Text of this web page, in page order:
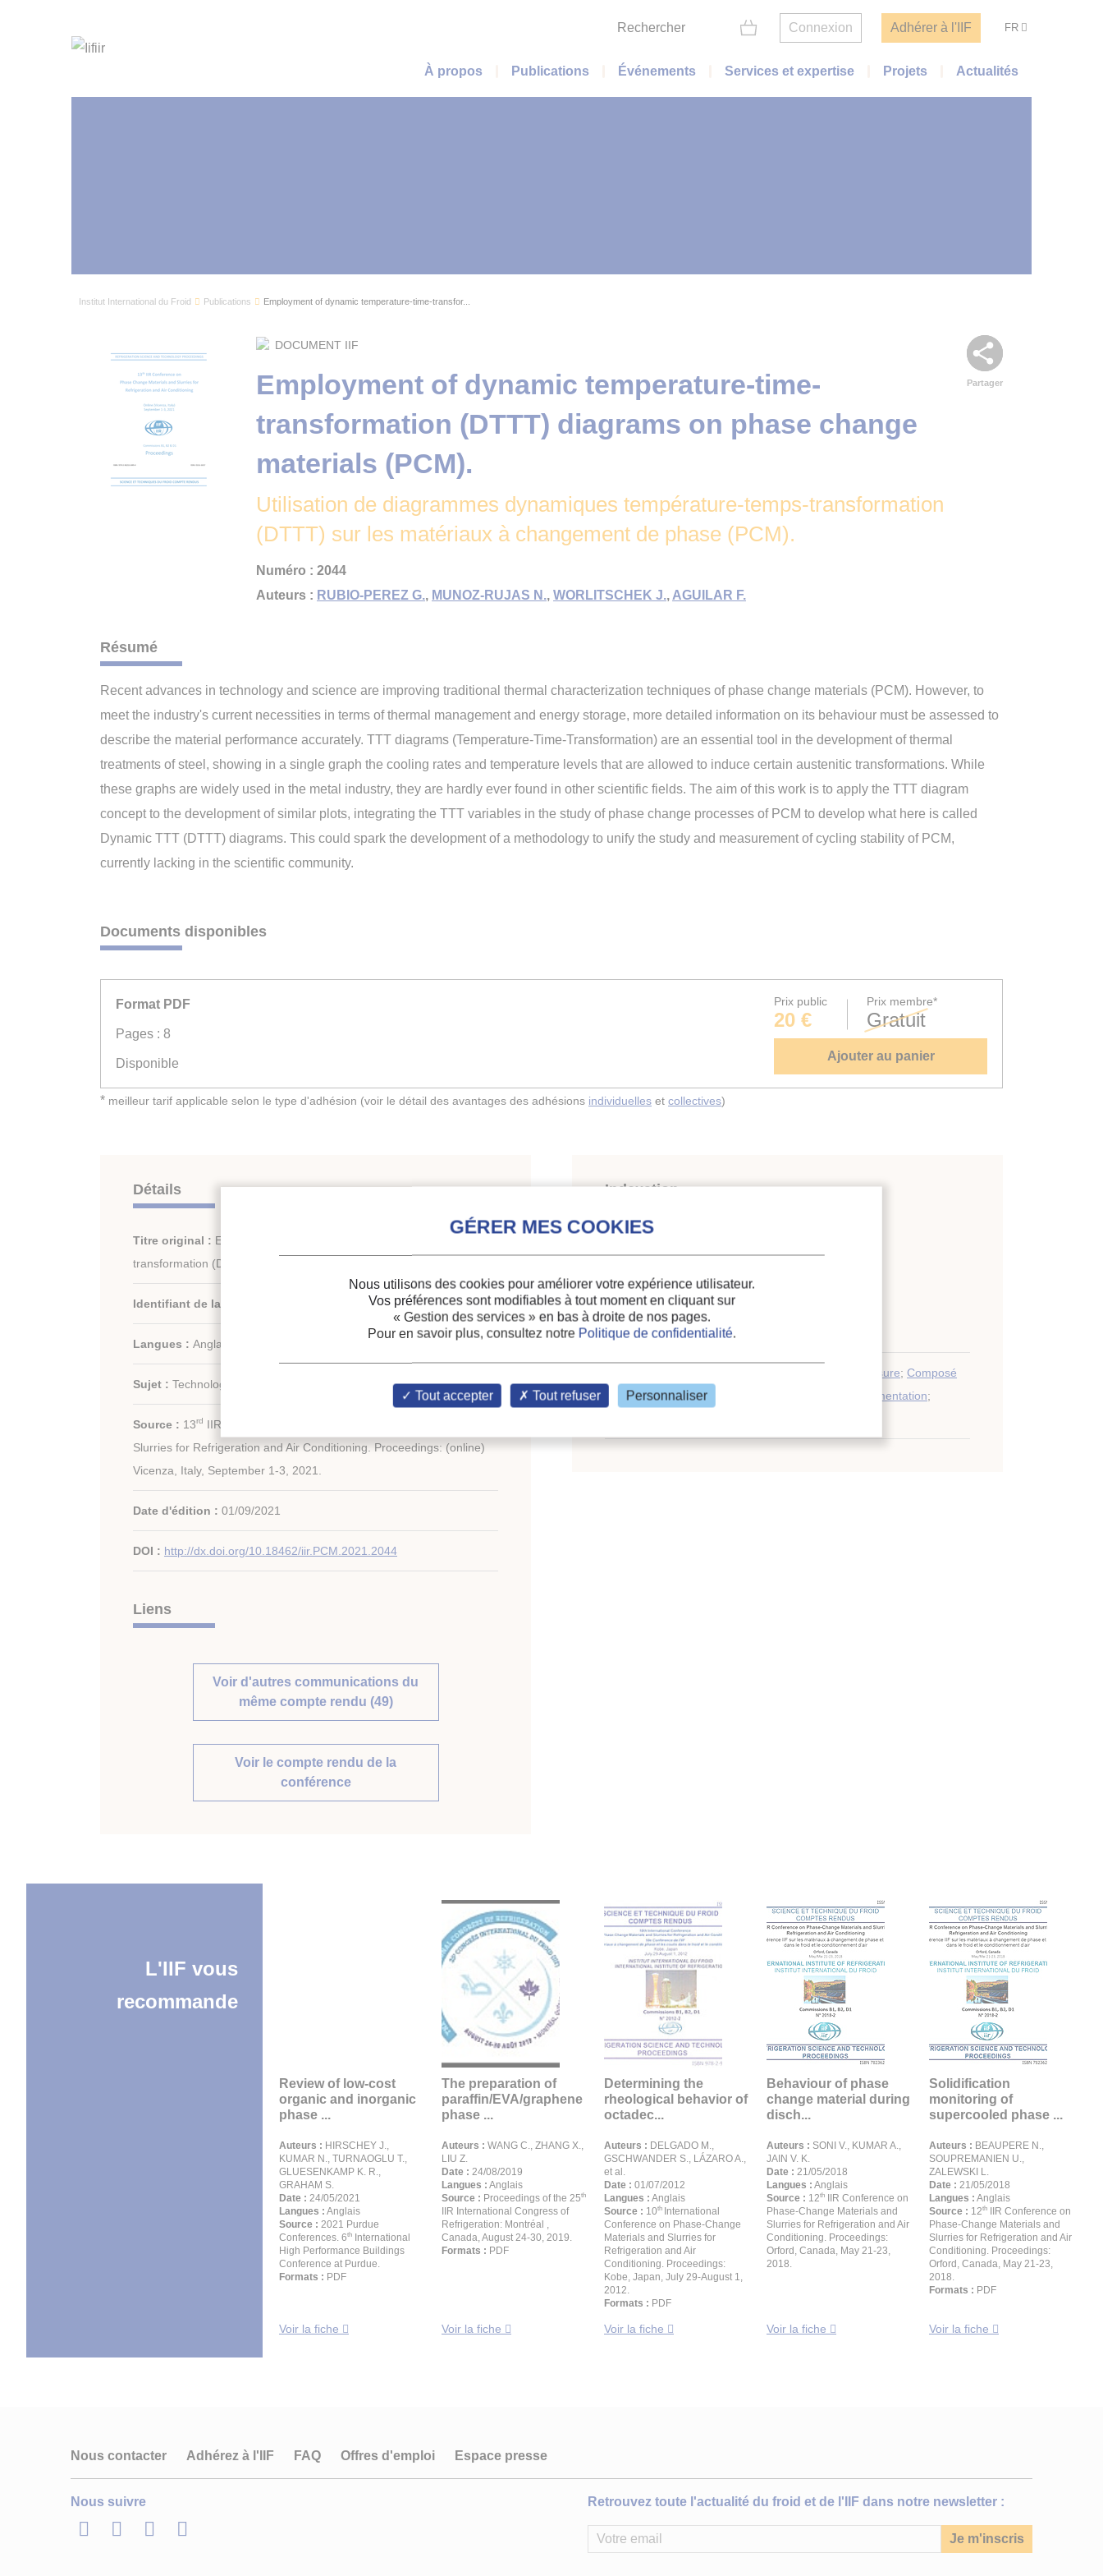
Rechercher Connexion Adhérer à l'IIF FR
Menu principal
À propos Publications Événements Services et expertise Projets Actualités
Institut International du Froid Publications Employment of dynamic temperature-time-transfor...
Partager
DOCUMENT IIF
Utilisation de diagrammes dynamiques température-temps-transformation
(DTTT) sur les matériaux à changement de phase (PCM).
Employment of dynamic temperature-time-
transformation (DTTT) diagrams on phase change
materials (PCM).
Numéro : 2044
Auteurs : RUBIO-PEREZ G., MUNOZ-RUJAS N., WORLITSCHEK J., AGUILAR F.
Résumé
Recent advances in technology and science are improving traditional thermal characterization techniques of phase change materials (PCM). However, to
meet the industry's current necessities in terms of thermal management and energy storage, more detailed information on its behaviour must be assessed to
describe the material performance accurately. TTT diagrams (Temperature-Time-Transformation) are an essential tool in the development of thermal
treatments of steel, showing in a single graph the cooling rates and temperature levels that are allowed to induce certain austenitic transformations. While
these graphs are widely used in the metal industry, they are hardly ever found in other scientific fields. The aim of this work is to apply the TTT diagram
concept to the development of similar plots, integrating the TTT variables in the study of phase change processes of PCM to develop what here is called
Dynamic TTT (DTTT) diagrams. This could spark the development of a methodology to unify the study and measurement of cycling stability of PCM,
currently lacking in the scientific community.
Documents disponibles
Format PDF
Pages : 8
Disponible
Prix public
20 €
Prix membre*
Gratuit
Ajouter au panier
* meilleur tarif applicable selon le type d'adhésion (voir le détail des avantages des adhésions individuelles et collectives)
Détails
Titre original : Employment of dynamic temperature-time-
transformation (DTTT) diagrams on phase change materials (PCM).
Identifiant de la fiche :
Langues : Anglais
Sujet : Technologie
Source : 13rd IIR Conference on Phase-Change Materials and
Slurries for Refrigeration and Air Conditioning. Proceedings: (online)
Vicenza, Italy, September 1-3, 2021.
Date d'édition : 01/09/2021
DOI : http://dx.doi.org/10.18462/iir.PCM.2021.2044
Liens
Voir d'autres communications du
même compte rendu (49)
Voir le compte rendu de la
conférence
Indexation
Transfert de chaleur;
Transfert de masse;
Stockage d'énergie thermique
Instrument de mesure; Composé
organique;Température Experimentation;
L'IIF vous
recommande
Review of low-cost
organic and inorganic
phase ...
Auteurs : HIRSCHEY J.,
KUMAR N., TURNAOGLU T.,
GLUESENKAMP K. R.,
GRAHAM S.
Date : 24/05/2021
Langues : Anglais
Source : 2021 Purdue
Conferences. 6th
International
High Performance Buildings
Conference at Purdue.
Formats : PDF
Voir la fiche
The preparation of
paraffin/EVA/graphene
phase ...
Auteurs : WANG C., ZHANG X.,
LIU Z.
Date : 24/08/2019
Langues : Anglais
Source : Proceedings of the 25th
IIR International Congress of
Refrigeration: Montréal ,
Canada, August 24-30, 2019.
Formats : PDF
Voir la fiche
Determining the
rheological behavior of
octadec...
Auteurs : DELGADO M.,
GSCHWANDER S., LÁZARO A.,
et al.
Date : 01/07/2012
Langues : Anglais
Source : 10th International
Conference on Phase-Change
Materials and Slurries for
Refrigeration and Air
Conditioning. Proceedings:
Kobe, Japan, July 29-August 1,
2012.
Formats : PDF
Voir la fiche
Behaviour of phase
change material during
disch...
Auteurs : SONI V., KUMAR A.,
JAIN V. K.
Date : 21/05/2018
Langues : Anglais
Source : 12th
IIR Conference on
Phase-Change Materials and
Slurries for Refrigeration and Air
Conditioning. Proceedings:
Orford, Canada, May 21-23,
2018.
Voir la fiche
Solidification
monitoring of
supercooled phase ...
Auteurs : BEAUPERE N.,
SOUPREMANIEN U.,
ZALEWSKI L.
Date : 21/05/2018
Langues : Anglais
Source : 12th
IIR Conference on
Phase-Change Materials and
Slurries for Refrigeration and Air
Conditioning. Proceedings:
Orford, Canada, May 21-23,
2018.
Formats : PDF
Voir la fiche
Nous contacter Adhérez à l'IIF FAQ Offres d'emploi Espace presse
Nous suivre
LinkedInTwitterFacebook
Youtube
Retrouvez toute l'actualité du froid et de l'IIF dans notre newsletter :
Nous utilisons des cookies pour améliorer votre expérience utilisateur.
Vos préférences sont modifiables à tout moment en cliquant sur
« Gestion des services » en bas à droite de nos pages.
Pour en savoir plus, consultez notre Politique de confidentialité.
Tout accepter Tout refuser Personnaliser